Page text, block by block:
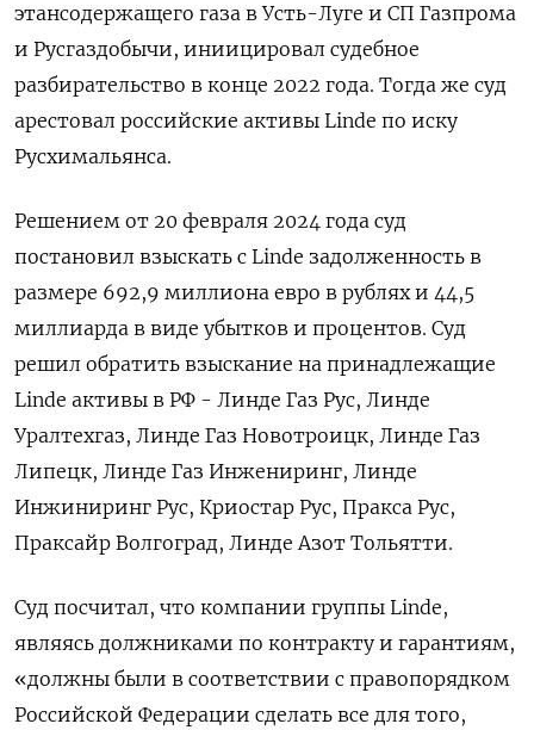
этансодержащего газа в Усть-Луге и СП Газпрома
и Русгаздобычи, иниицировал судебное
разбирательство в конце 2022 года. Тогда же суд
арестовал российские активы Linde по иску
Русхимальянса.
Решением от 20 февраля 2024 года суд
постановил взыскать с Linde задолженность в
размере 692,9 миллиона евро в рублях и 44,5
миллиарда в виде убытков и процентов. Суд
решил обратить взыскание на принадлежащие
Linde активы в РФ - Линде Газ Рус, Линде
Уралтехгаз, Линде Газ Новотроицк, Линде Газ
Липецк, Линде Газ Инжениринг, Линде
Инжиниринг Рус, Криостар Рус, Пракса Рус,
Праксайр Волгоград, Линде Азот Тольятти.
Суд посчитал, что компании группы Linde,
являясь должниками по контракту и гарантиям,
«должны были в соответствии с правопорядком
Российской Федерации сделать все для того,